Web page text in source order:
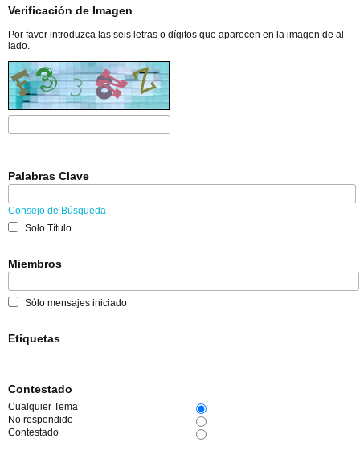
Verificación de Imagen
Por favor introduzca las seis letras o dígitos que aparecen en la imagen de al
lado.
Palabras Clave
Consejo de Búsqueda
Solo Título
Miembros
Sólo mensajes iniciado
Etiquetas
Contestado
Cualquier Tema
No respondido
Contestado